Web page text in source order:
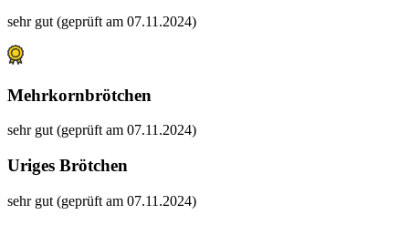
sehr gut (geprüft am 07.11.2024)
Mehrkornbrötchen
sehr gut (geprüft am 07.11.2024)
Uriges Brötchen
sehr gut (geprüft am 07.11.2024)